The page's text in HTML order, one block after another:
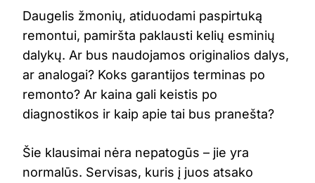
Daugelis žmonių, atiduodami paspirtuką
remontui, pamiršta paklausti kelių esminių
dalykų. Ar bus naudojamos originalios dalys,
ar analogai? Koks garantijos terminas po
remonto? Ar kaina gali keistis po
diagnostikos ir kaip apie tai bus pranešta?
Šie klausimai nėra nepatogūs – jie yra
normalūs. Servisas, kuris į juos atsako